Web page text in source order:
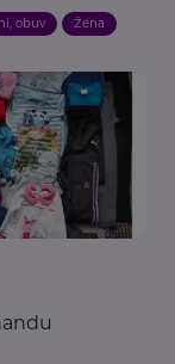
obuv Žena